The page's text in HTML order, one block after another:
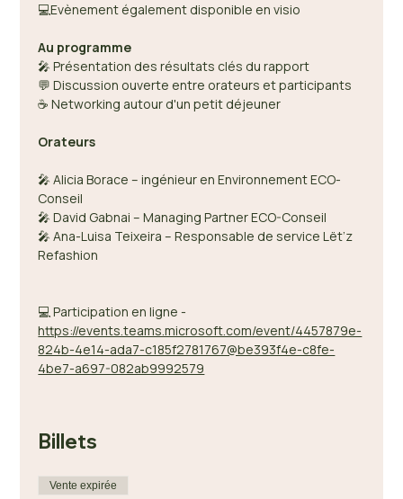
💻Evènement également disponible en visio
Au programme
🎤 Présentation des résultats clés du rapport
💬 Discussion ouverte entre orateurs et participants
☕ Networking autour d'un petit déjeuner
Orateurs
🎤 Alicia Borace – ingénieur en Environnement ECO-
Conseil
🎤 David Gabnai – Managing Partner ECO-Conseil
🎤 Ana-Luisa Teixeira – Responsable de service Lët’z
Refashion
💻 Participation en ligne -
https://events.teams.microsoft.com/event/4457879e-
824b-4e14-ada7-c185f2781767@be393f4e-c8fe-
4be7-a697-082ab9992579
Billets
Vente expirée